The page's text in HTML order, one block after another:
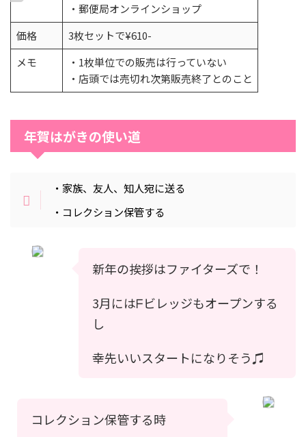
・郵便局オンラインショップ
価格
3枚セットで¥610-
メモ
・1枚単位での販売は行っていない
・店頭では売切れ次第販売終了とのこと
年賀はがきの使い道
・家族、友人、知人宛に送る
・コレクション保管する
新年の挨拶はファイターズで！
3月にはᖴビレッジもオープンする
し
幸先いいスタートになりそう♫
コレクション保管する時